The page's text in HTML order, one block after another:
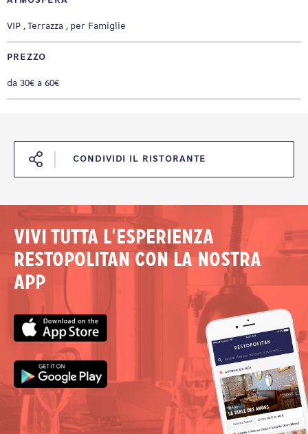
VIP Terrazza per Famiglie
PREZZO
da 30€ a 60€
CONDIVIDI IL RISTORANTE
Vivi tutta l'esperienza
Restopolitan con la nostra
app